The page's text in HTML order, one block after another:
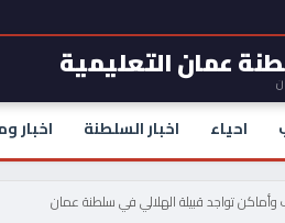
عمان التعليمية
احياء اخبار السلطنة اخبار
تواجد قبيلة الهلالي في سلطنة عمان